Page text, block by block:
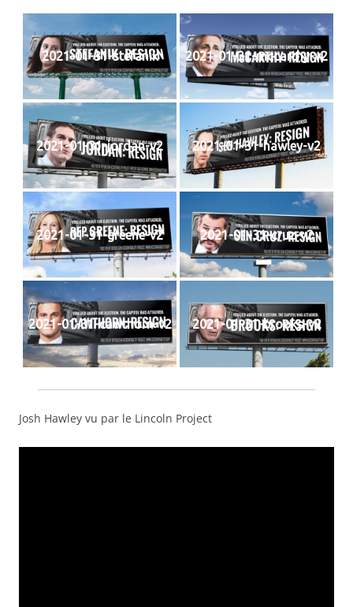
2021-01-31-stefanik 2021-01-31-mccarthy-v2
2021-01-31-jordan-v2 2021-01-31-hawley-v2
2021-01-31-greene-v2 2021-01-31-cruz-v2
2021-01-31-cawthorn-v2 2021-01-31-brooks-v2
Josh Hawley vu par le Lincoln Project